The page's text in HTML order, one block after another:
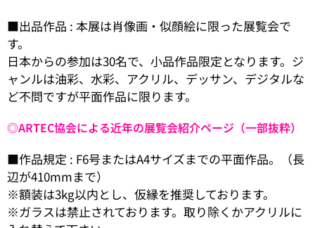
■出品作品 : 本展は肖像画・似顔絵に限った展覧会で
す。
日本からの参加は30名で、小品作品限定となります。ジ
ャンルは油彩、水彩、アクリル、デッサン、デジタルな
ど不問ですが平面作品に限ります。
◎ARTEC協会による近年の展覧会紹介ページ（一部抜粋）
■作品規定 : F6号またはA4サイズまでの平面作品。（長
辺が410mmまで）
※額装は3kg以内とし、仮縁を推奨しております。
※ガラスは禁止されております。取り除くかアクリルに